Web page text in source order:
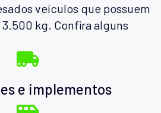
veículos que possuem
kg. Confira alguns
e implementos